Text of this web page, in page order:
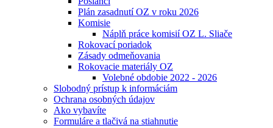
Plán zasadnutí OZ v roku 2026
Komisie
Náplň práce komisií OZ L. Sliače
Rokovací poriadok
Zásady odmeňovania
Rokovacie materiály OZ
Volebné obdobie 2022 - 2026
Slobodný prístup k informáciám
Ochrana osobných údajov
Ako vybavíte
Formuláre a tlačivá na stiahnutie